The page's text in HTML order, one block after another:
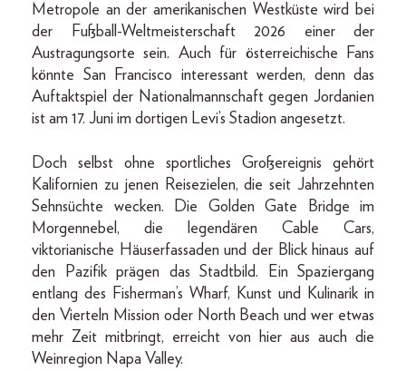
Metropole an der amerikanischen Westküste wird bei
der Fußball-Weltmeisterschaft 2026 einer der
Austragungsorte sein. Auch für österreichische Fans
könnte San Francisco interessant werden, denn das
Auftaktspiel der Nationalmannschaft gegen Jordanien
ist am 17. Juni im dortigen Levi’s Stadion angesetzt.
Doch selbst ohne sportliches Großereignis gehört
Kalifornien zu jenen Reisezielen, die seit Jahrzehnten
Sehnsüchte wecken. Die Golden Gate Bridge im
Morgennebel, die legendären Cable Cars,
viktorianische Häuserfassaden und der Blick hinaus auf
den Pazifik prägen das Stadtbild. Ein Spaziergang
entlang des Fisherman’s Wharf, Kunst und Kulinarik in
den Vierteln Mission oder North Beach und wer etwas
mehr Zeit mitbringt, erreicht von hier aus auch die
Weinregion Napa Valley.